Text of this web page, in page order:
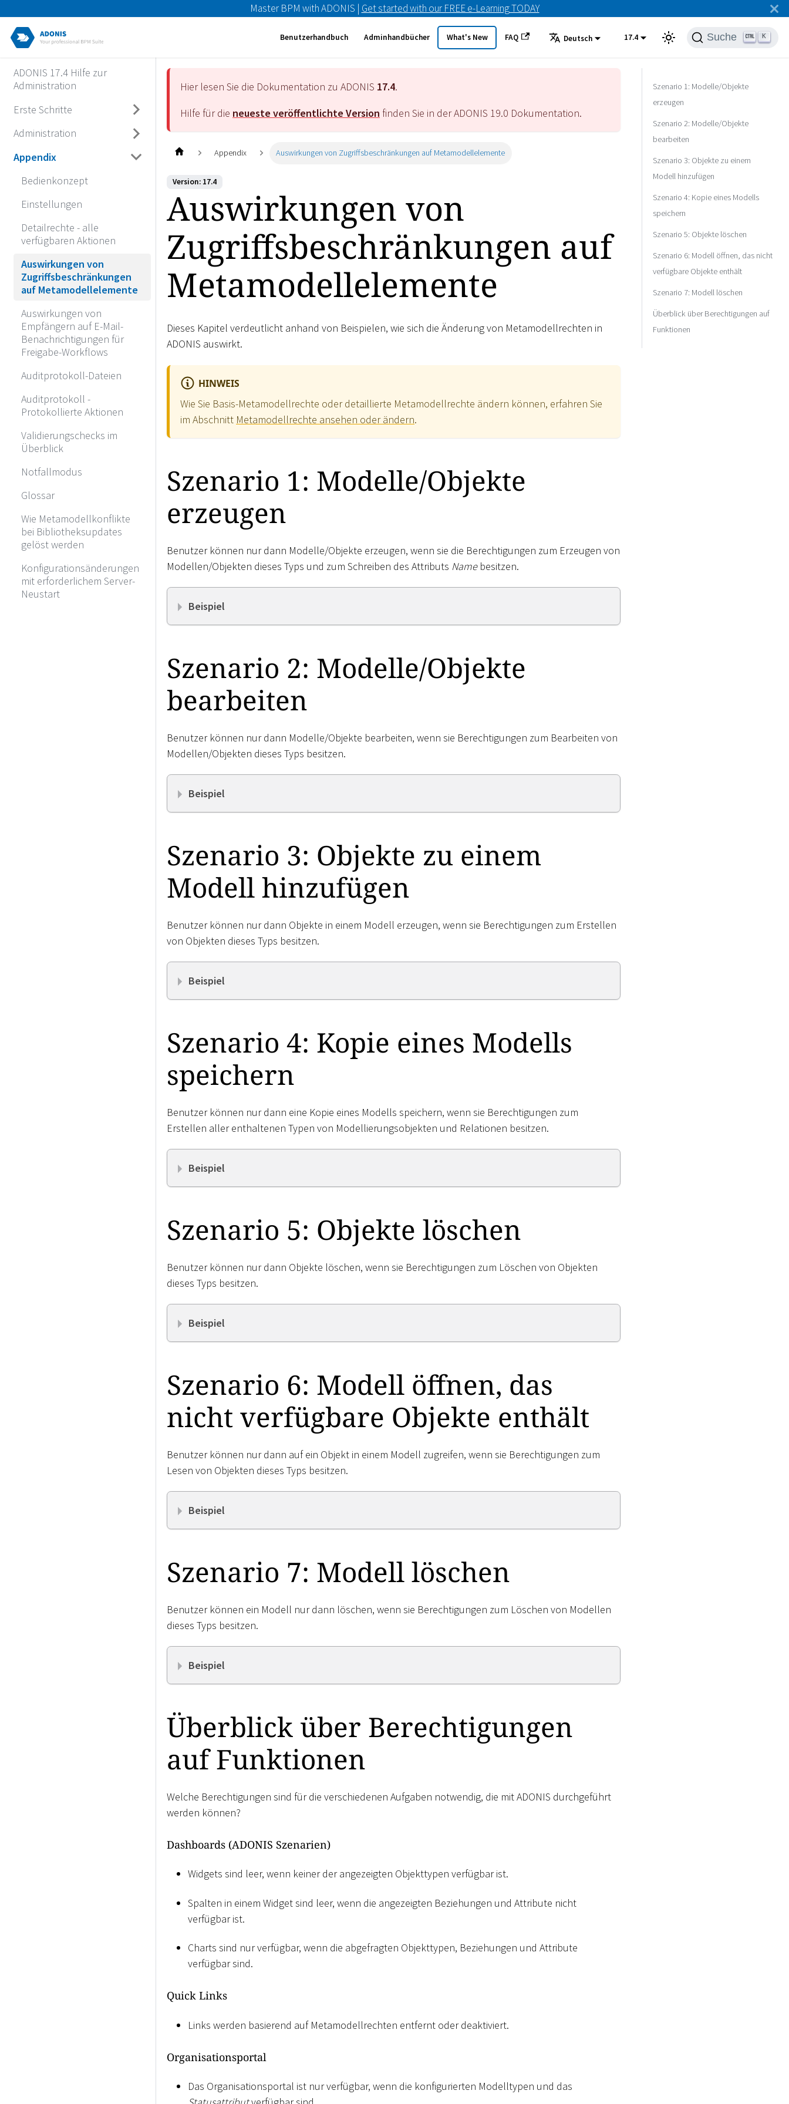
Master BPM with ADONIS | Get started with our FREE e-Learning TODAY
Benutzerhandbuch Adminhandbücher What's New FAQ Deutsch 17.4 Suche K
ADONIS 17.4 Hilfe zur
Administration
Erste Schritte
Administration
Appendix
Bedienkonzept
Einstellungen
Detailrechte - alle
verfügbaren Aktionen
Auswirkungen von
Zugriffsbeschränkungen
auf Metamodellelemente
Auswirkungen von
Empfängern auf E-Mail-
Benachrichtigungen für
Freigabe-Workflows
Auditprotokoll-Dateien
Auditprotokoll -
Protokollierte Aktionen
Validierungschecks im
Überblick
Notfallmodus
Glossar
Wie Metamodellkonflikte
bei Bibliotheksupdates
gelöst werden
Konfigurationsänderungen
mit erforderlichem Server-
Neustart
Hier lesen Sie die Dokumentation zu ADONIS 17.4.
Hilfe für die neueste veröffentlichte Version finden Sie in der ADONIS 19.0 Dokumentation.
Appendix Auswirkungen von Zugriffsbeschränkungen auf Metamodellelemente
Version: 17.4
Auswirkungen von
Zugriffsbeschränkungen auf
Metamodellelemente
Dieses Kapitel verdeutlicht anhand von Beispielen, wie sich die Änderung von Metamodellrechten in
ADONIS auswirkt.
HINWEIS
Wie Sie Basis-Metamodellrechte oder detaillierte Metamodellrechte ändern können, erfahren Sie
im Abschnitt Metamodellrechte ansehen oder ändern.
Szenario 1: Modelle/Objekte
erzeugen
Benutzer können nur dann Modelle/Objekte erzeugen, wenn sie die Berechtigungen zum Erzeugen von
Modellen/Objekten dieses Typs und zum Schreiben des Attributs Namebesitzen.
Beispiel
Szenario 2: Modelle/Objekte
bearbeiten
Benutzer können nur dann Modelle/Objekte bearbeiten, wenn sie Berechtigungen zum Bearbeiten von
Modellen/Objekten dieses Typs besitzen.
Beispiel
Szenario 3: Objekte zu einem
Modell hinzufügen
Benutzer können nur dann Objekte in einem Modell erzeugen, wenn sie Berechtigungen zum Erstellen
von Objekten dieses Typs besitzen.
Beispiel
Szenario 4: Kopie eines Modells
speichern
Benutzer können nur dann eine Kopie eines Modells speichern, wenn sie Berechtigungen zum
Erstellen aller enthaltenen Typen von Modellierungsobjekten und Relationen besitzen.
Beispiel
Szenario 5: Objekte löschen
Benutzer können nur dann Objekte löschen, wenn sie Berechtigungen zum Löschen von Objekten
dieses Typs besitzen.
Beispiel
Szenario 6: Modell öffnen, das
nicht verfügbare Objekte enthält
Benutzer können nur dann auf ein Objekt in einem Modell zugreifen, wenn sie Berechtigungen zum
Lesen von Objekten dieses Typs besitzen.
Beispiel
Szenario 7: Modell löschen
Benutzer können ein Modell nur dann löschen, wenn sie Berechtigungen zum Löschen von Modellen
dieses Typs besitzen.
Beispiel
Überblick über Berechtigungen
auf Funktionen
Welche Berechtigungen sind für die verschiedenen Aufgaben notwendig, die mit ADONIS durchgeführt
werden können?
Dashboards (ADONIS Szenarien)
Widgets sind leer, wenn keiner der angezeigten Objekttypen verfügbar ist.
Spalten in einem Widget sind leer, wenn die angezeigten Beziehungen und Attribute nicht
verfügbar ist.
Charts sind nur verfügbar, wenn die abgefragten Objekttypen, Beziehungen und Attribute
verfügbar sind.
Quick Links
Links werden basierend auf Metamodellrechten entfernt oder deaktiviert.
Organisationsportal
Das Organisationsportal ist nur verfügbar, wenn die konfigurierten Modelltypen und das
Szenario 1: Modelle/Objekte
erzeugen
Szenario 2: Modelle/Objekte
bearbeiten
Szenario 3: Objekte zu einem
Modell hinzufügen
Szenario 4: Kopie eines Modells
speichern
Szenario 5: Objekte löschen
Szenario 6: Modell öffnen, das nicht
verfügbare Objekte enthält
Szenario 7: Modell löschen
Überblick über Berechtigungen auf
Funktionen